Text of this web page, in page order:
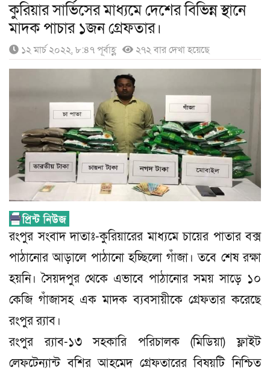
কুরিয়ার সার্ভিসের মাধ্যমে দেশের বিভিন্ন স্থানে
মাদক পাচার ১জন গ্রেফতার।
১২ মার্চ ২০২২, ৮:৪৭ পূর্বাহ্ণ ২৭২ বার দেখা হয়েছে
রংপুর সংবাদ দাতাঃ-কুরিয়ারের মাধ্যমে চায়ের পাতার বক্স
পাঠানোর আড়ালে পাঠানো হচ্ছিলো গাঁজা। তবে শেষ রক্ষা
হয়নি। সৈয়দপুর থেকে এভাবে পাঠানোর সময় সাড়ে ১০
কেজি গাঁজাসহ এক মাদক ব্যবসায়ীকে গ্রেফতার করেছে
রংপুর র‍্যাব।
রংপুর র‍্যাব-১৩ সহকারি পরিচালক (মিডিয়া) ফ্লাইট
লেফটেন্যান্ট বশির আহমেদ গ্রেফতারের বিষয়টি নিশ্চিত